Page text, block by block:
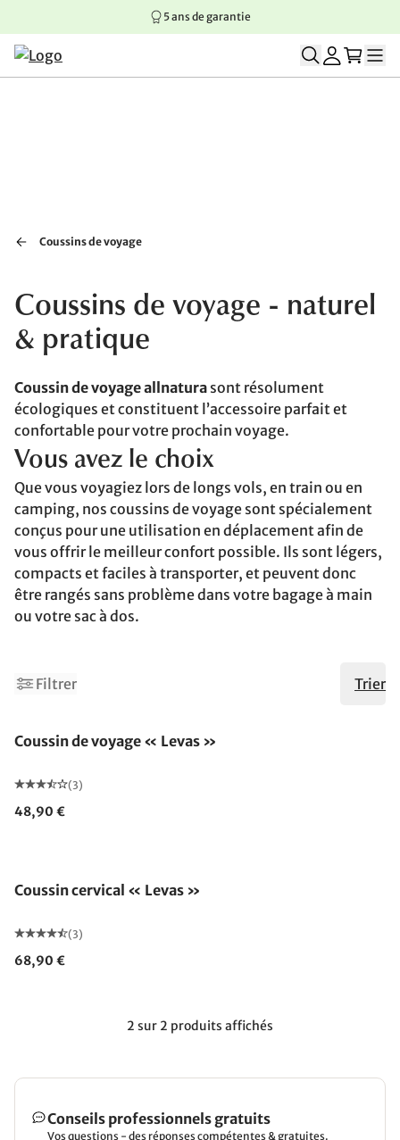
Aller au contenu principal
Aller à la navigation principale
Aller au pied de page
5 ans de garantie
Coussins de voyage
Coussins de voyage - naturel
& pratique
Coussin de voyage allnatura sont résolument
écologiques et constituent l’accessoire parfait et
confortable pour votre prochain voyage.
Vous avez le choix
Que vous voyagiez lors de longs vols, en train ou en
camping, nos coussins de voyage sont spécialement
conçus pour une utilisation en déplacement afin de
vous offrir le meilleur confort possible. Ils sont légers,
compacts et faciles à transporter, et peuvent donc
être rangés sans problème dans votre bagage à main
ou votre sac à dos.
Filtrer Trier
Coussin de voyage « Levas »
(3)
48,90 €
Coussin cervical « Levas »
(3)
68,90 €
2 sur 2 produits affichés
Conseils professionnels gratuits
Vos questions - des réponses compétentes & gratuites.